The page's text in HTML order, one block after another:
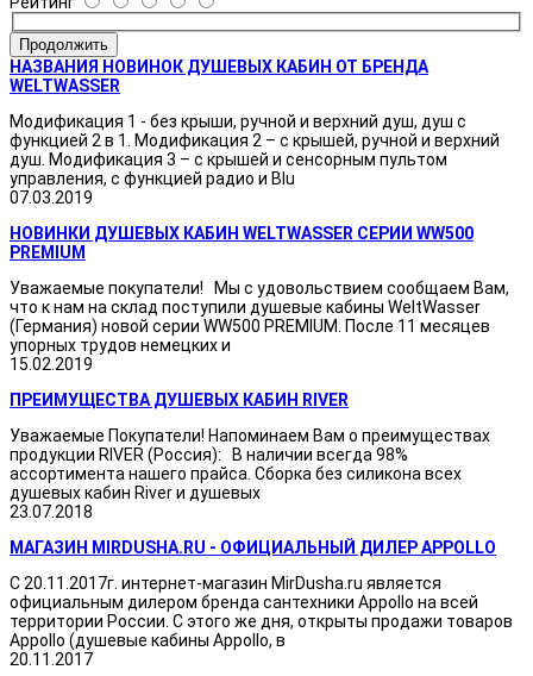
Продолжить
НАЗВАНИЯ НОВИНОК ДУШЕВЫХ КАБИН ОТ БРЕНДА
WELTWASSER
Модификация 1 - без крыши, ручной и верхний душ, душ с
функцией 2 в 1. Модификация 2 – с крышей, ручной и верхний
душ. Модификация 3 – с крышей и сенсорным пультом
управления, с функцией радио и Blu
07.03.2019
НОВИНКИ ДУШЕВЫХ КАБИН WELTWASSER СЕРИИ WW500
PREMIUM
Уважаемые покупатели! Мы с удовольствием сообщаем Вам,
что к нам на склад поступили душевые кабины WeltWasser
(Германия) новой серии WW500 PREMIUM. После 11 месяцев
упорных трудов немецких и
15.02.2019
ПРЕИМУЩЕСТВА ДУШЕВЫХ КАБИН RIVER
Уважаемые Покупатели! Напоминаем Вам о преимуществах
продукции RIVER (Россия): В наличии всегда 98%
ассортимента нашего прайса. Сборка без силикона всех
душевых кабин River и душевых
23.07.2018
МАГАЗИН MIRDUSHA.RU - ОФИЦИАЛЬНЫЙ ДИЛЕР APPOLLO
С 20.11.2017г. интернет-магазин MirDusha.ru является
официальным дилером бренда сантехники Appollo на всей
территории России. С этого же дня, открыты продажи товаров
Appollo (душевые кабины Appollo, в
20.11.2017